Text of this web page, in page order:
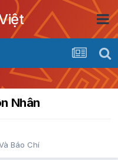
Nhân
Báo Chí